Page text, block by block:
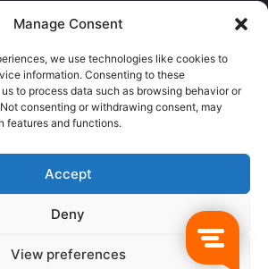
Manage Consent
we use technologies like cookies to
information. Consenting to these
to process data such as browsing behavior or
consenting or withdrawing consent, may
features and functions.
Accept
Deny
View preferences
los derechos reservados @Crucerum |
Facebook
TwitterYouTubeInstagram